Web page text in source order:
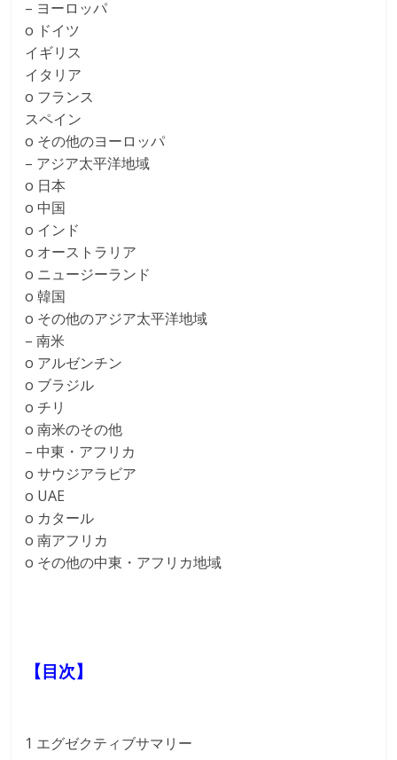
– ヨーロッパ
o ドイツ
イギリス
イタリア
o フランス
スペイン
o その他のヨーロッパ
– アジア太平洋地域
o 日本
o 中国
o インド
o オーストラリア
o ニュージーランド
o 韓国
o その他のアジア太平洋地域
– 南米
o アルゼンチン
o ブラジル
o チリ
o 南米のその他
– 中東・アフリカ
o サウジアラビア
o UAE
o カタール
o 南アフリカ
o その他の中東・アフリカ地域
【目次】
1 エグゼクティブサマリー